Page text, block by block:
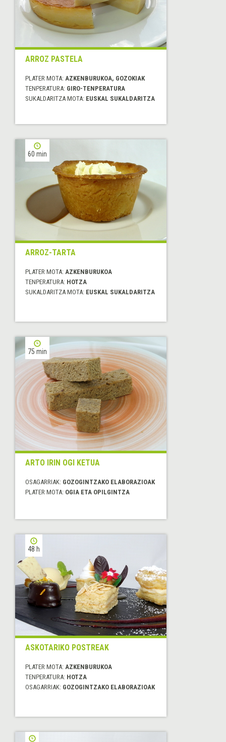
ARROZ PASTELA
PLATER MOTA: AZKENBURUKOA, GOZOKIAK
TENPERATURA: GIRO-TENPERATURA
SUKALDARITZA MOTA: EUSKAL SUKALDARITZA
60 min
ARROZ-TARTA
PLATER MOTA: AZKENBURUKOA
TENPERATURA: HOTZA
SUKALDARITZA MOTA: EUSKAL SUKALDARITZA
75 min
ARTO IRIN OGI KETUA
OSAGARRIAK: GOZOGINTZAKO ELABORAZIOAK
PLATER MOTA: OGIA ETA OPILGINTZA
48 h
ASKOTARIKO POSTREAK
PLATER MOTA: AZKENBURUKOA
TENPERATURA: HOTZA
OSAGARRIAK: GOZOGINTZAKO ELABORAZIOAK